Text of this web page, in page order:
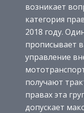
возникает
категория
2018 году.
прописывает
управление
получают
правах эта
допускает